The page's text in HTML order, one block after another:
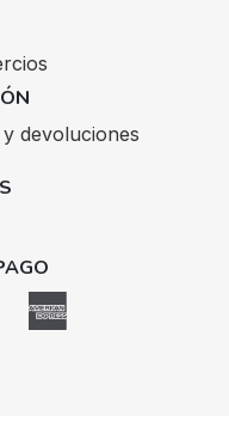
devoluciones